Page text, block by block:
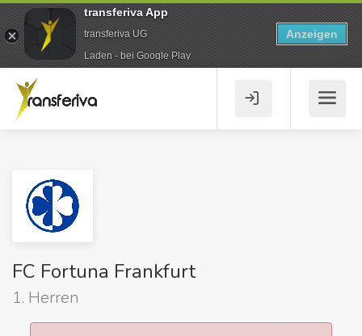
FC Fortuna Frankfurt
1. Herren
transferiva App
transferiva UG
Laden - bei Google Play
Anzeigen